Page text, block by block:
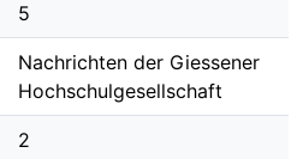
5
Nachrichten der Giessener
Hochschulgesellschaft
2